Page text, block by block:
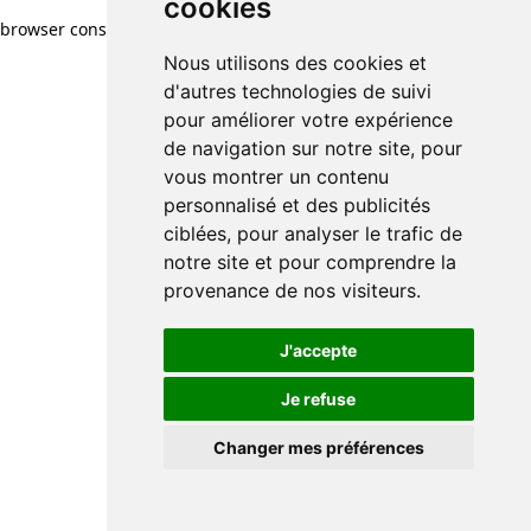
cookies
Nous utilisons des cookies et
d'autres technologies de suivi
pour améliorer votre expérience
de navigation sur notre site, pour
vous montrer un contenu
personnalisé et des publicités
ciblées, pour analyser le trafic de
notre site et pour comprendre la
provenance de nos visiteurs.
J'accepte
Je refuse
Changer mes préférences
browser console for more information)